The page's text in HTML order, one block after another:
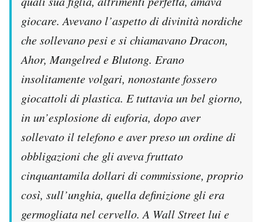
giocare. Avevano l’aspetto di divinità nordiche
che sollevano pesi e si chiamavano Dracon,
Ahor, Mangelred e Blutong. Erano
insolitamente volgari, nonostante fossero
giocattoli di plastica. E tuttavia un bel giorno,
in un’esplosione di euforia, dopo aver
sollevato il telefono e aver preso un ordine di
obbligazioni che gli aveva fruttato
cinquantamila dollari di commissione, proprio
così, sull’unghia, quella definizione gli era
germogliata nel cervello. A Wall Street lui e